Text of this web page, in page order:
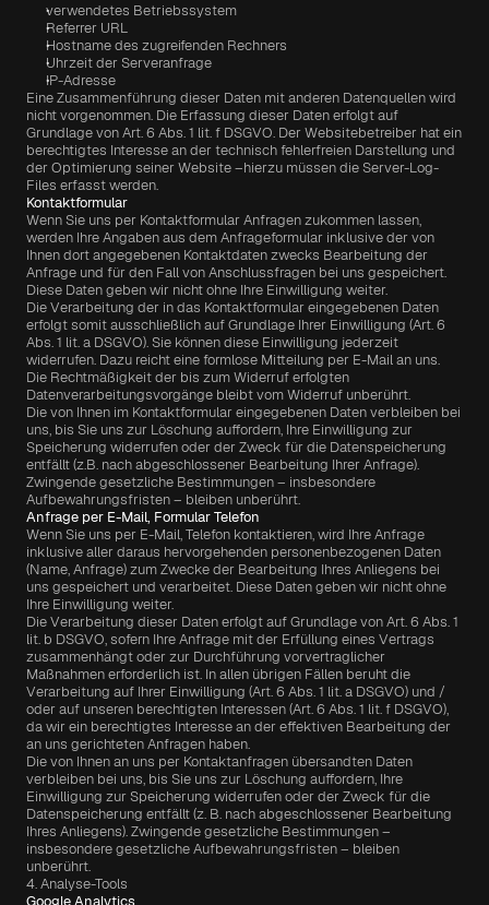
verwendetes Betriebssystem
Referrer URL
Hostname des zugreifenden Rechners
Uhrzeit der Serveranfrage
IP-Adresse
Eine Zusammenführung dieser Daten mit anderen Datenquellen wird
nicht vorgenommen. Die Erfassung dieser Daten erfolgt auf
Grundlage von Art. 6 Abs. 1 lit. f DSGVO. Der Websitebetreiber hat ein
berechtigtes Interesse an der technisch fehlerfreien Darstellung und
der Optimierung seiner Website –hierzu müssen die Server-Log-
Files erfasst werden.
Kontaktformular
Wenn Sie uns per Kontaktformular Anfragen zukommen lassen,
werden Ihre Angaben aus dem Anfrageformular inklusive der von
Ihnen dort angegebenen Kontaktdaten zwecks Bearbeitung der
Anfrage und für den Fall von Anschlussfragen bei uns gespeichert.
Diese Daten geben wir nicht ohne Ihre Einwilligung weiter.
Die Verarbeitung der in das Kontaktformular eingegebenen Daten
erfolgt somit ausschließlich auf Grundlage Ihrer Einwilligung (Art. 6
Abs. 1 lit. a DSGVO). Sie können diese Einwilligung jederzeit
widerrufen. Dazu reicht eine formlose Mitteilung per E-Mail an uns.
Die Rechtmäßigkeit der bis zum Widerruf erfolgten
Datenverarbeitungsvorgänge bleibt vom Widerruf unberührt.
Die von Ihnen im Kontaktformular eingegebenen Daten verbleiben bei
uns, bis Sie uns zur Löschung auffordern, Ihre Einwilligung zur
Speicherung widerrufen oder der Zweck für die Datenspeicherung
entfällt (z.B. nach abgeschlossener Bearbeitung Ihrer Anfrage).
Zwingende gesetzliche Bestimmungen – insbesondere
Aufbewahrungsfristen – bleiben unberührt.
Anfrage per E-Mail, Formular Telefon
Wenn Sie uns per E-Mail, Telefon kontaktieren, wird Ihre Anfrage
inklusive aller daraus hervorgehenden personenbezogenen Daten
(Name, Anfrage) zum Zwecke der Bearbeitung Ihres Anliegens bei
uns gespeichert und verarbeitet. Diese Daten geben wir nicht ohne
Ihre Einwilligung weiter.
Die Verarbeitung dieser Daten erfolgt auf Grundlage von Art. 6 Abs. 1
lit. b DSGVO, sofern Ihre Anfrage mit der Erfüllung eines Vertrags
zusammenhängt oder zur Durchführung vorvertraglicher
Maßnahmen erforderlich ist. In allen übrigen Fällen beruht die
Verarbeitung auf Ihrer Einwilligung (Art. 6 Abs. 1 lit. a DSGVO) und /
oder auf unseren berechtigten Interessen (Art. 6 Abs. 1 lit. f DSGVO),
da wir ein berechtigtes Interesse an der effektiven Bearbeitung der
an uns gerichteten Anfragen haben.
Die von Ihnen an uns per Kontaktanfragen übersandten Daten
verbleiben bei uns, bis Sie uns zur Löschung auffordern, Ihre
Einwilligung zur Speicherung widerrufen oder der Zweck für die
Datenspeicherung entfällt (z. B. nach abgeschlossener Bearbeitung
Ihres Anliegens). Zwingende gesetzliche Bestimmungen –
insbesondere gesetzliche Aufbewahrungsfristen – bleiben
unberührt.
4. Analyse-Tools
Google Analytics